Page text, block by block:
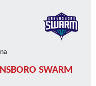
SWARM